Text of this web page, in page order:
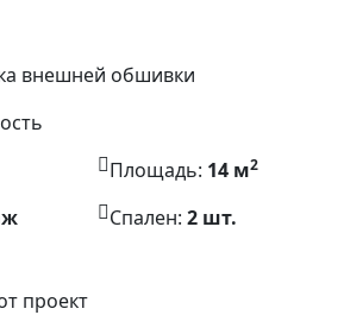
внешней обшивки
Площадь: 14 м2
Спален: 2 шт.
проект